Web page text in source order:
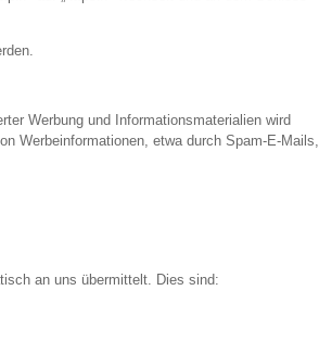
Werbung und Informationsmaterialien wird
Werbeinformationen, etwa durch Spam-E-Mails,
an uns übermittelt. Dies sind: